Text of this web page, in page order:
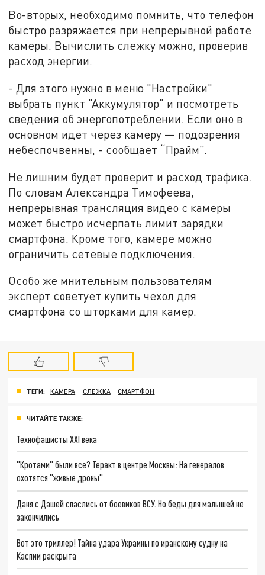
Во-вторых, необходимо помнить, что телефон
быстро разряжается при непрерывной работе
камеры. Вычислить слежку можно, проверив
расход энергии.
- Для этого нужно в меню "Настройки"
выбрать пункт "Аккумулятор" и посмотреть
сведения об энергопотреблении. Если оно в
основном идет через камеру — подозрения
небеспочвенны, - сообщает “Прайм”.
Не лишним будет проверит и расход трафика.
По словам Александра Тимофеева,
непрерывная трансляция видео с камеры
может быстро исчерпать лимит зарядки
смартфона. Кроме того, камере можно
ограничить сетевые подключения.
Особо же мнительным пользователям
эксперт советует купить чехол для
смартфона со шторками для камер.
ТЕГИ: КАМЕРА СЛЕЖКА СМАРТФОН
ЧИТАЙТЕ ТАКЖЕ:
Технофашисты XXI века
"Кротами" были все? Теракт в центре Москвы: На генералов
охотятся "живые дроны"
Даня с Дашей спаслись от боевиков ВСУ. Но беды для малышей не
закончились
Вот это триллер! Тайна удара Украины по иранскому судну на
Каспии раскрыта